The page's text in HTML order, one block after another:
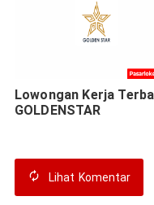
Lowongan Kerja
GOLDENSTAR
Lihat Komentar